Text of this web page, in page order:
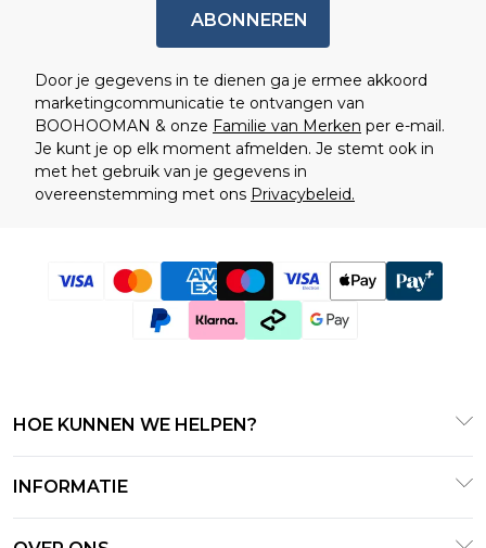
ABONNEREN
Door je gegevens in te dienen ga je ermee akkoord
marketingcommunicatie te ontvangen van
BOOHOOMAN & onze Familie van Merken per e-mail.
Je kunt je op elk moment afmelden. Je stemt ook in
met het gebruik van je gegevens in
overeenstemming met ons Privacybeleid.
HOE KUNNEN WE HELPEN?
Retourneer uw bestelling
INFORMATIE